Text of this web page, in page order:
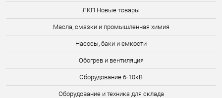
ЛКП Новые товары
Масла, смазки и промышленная химия
Насосы, баки и емкости
Обогрев и вентиляция
Оборудование 6-10кВ
Оборудование и техника для склада